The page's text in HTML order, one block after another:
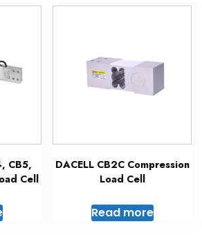
CB5,
Cell
DACELL CB2C Compression
Load Cell
Read more